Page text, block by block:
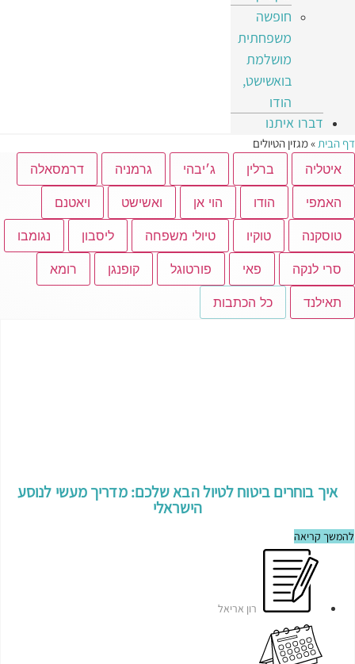
חופשה
משפחתית
מושלמת
בואשישט,
הודו
דברו איתנו
דף הבית »מגזין הטיולים
איטליה ברלין ג׳יבהי גרמניה דרמסאלה
האמפי הודו הוי אן ואשישט ויאטנם
טוסקנה טוקיו טיולי משפחה ליסבון נגומבו
סרי לנקה פאי פורטוגל קופנגן רומא
תאילנד כל הכתבות
איך בוחרים ביטוח לטיול הבא שלכם: מדריך מעשי לנוסע
הישראלי
להמשך קריאה
רון אריאל